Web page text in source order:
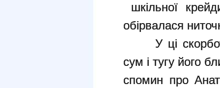
шкільної
обірвалася
У ці
сум і тугу його
спомин про